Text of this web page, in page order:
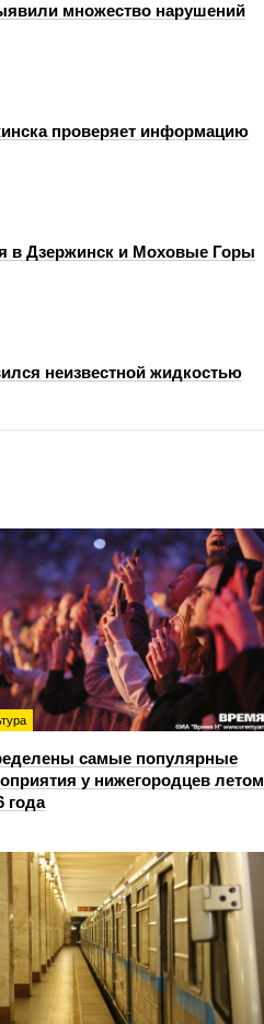
множество нарушений
проверяет информацию
в Дзержинск и Моховые Горы
неизвестной жидкостью
самые популярные
у нижегородцев летом
года